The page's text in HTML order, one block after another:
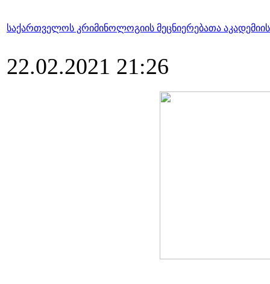
საქართველოს კრიმინოლოგიის მეცნიერებათა
22.02.2021 21:26